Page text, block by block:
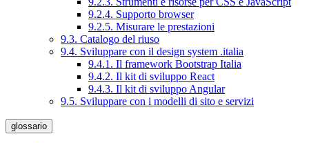
9.2.4. Supporto browser
9.2.5. Misurare le prestazioni
9.3. Catalogo del riuso
9.4. Sviluppare con il design system .italia
9.4.1. Il framework Bootstrap Italia
9.4.2. Il kit di sviluppo React
9.4.3. Il kit di sviluppo Angular
9.5. Sviluppare con i modelli di sito e servizi
glossario